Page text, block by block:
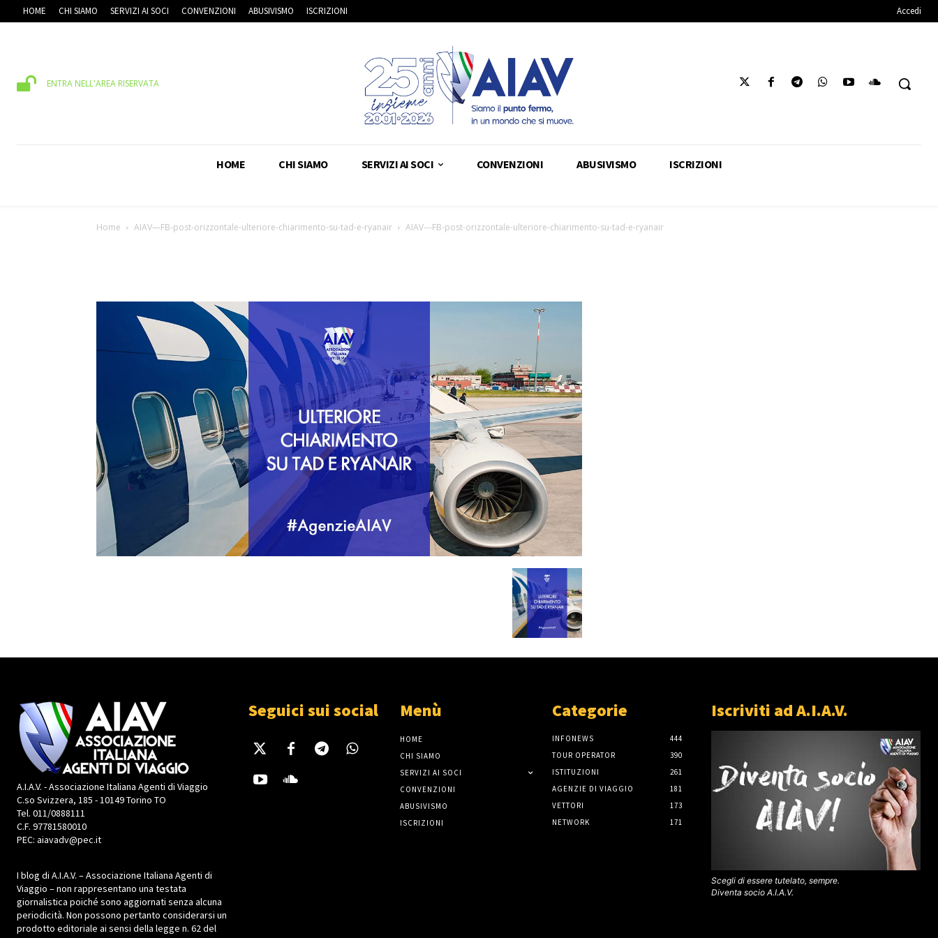
HOME CHI SIAMO SERVIZI AI SOCI CONVENZIONI ABUSIVISMO ISCRIZIONI Accedi
ENTRA NELL'AREA RISERVATA
HOME CHI SIAMO SERVIZI AI SOCI CONVENZIONI ABUSIVISMO ISCRIZIONI
Home AIAV—FB-post-orizzontale-ulteriore-chiarimento-su-tad-e-ryanair AIAV---FB-post-orizzontale-ulteriore-chiarimento-su-tad-e-ryanair
A.I.A.V. - Associazione Italiana Agenti di Viaggio
C.so Svizzera, 185 - 10149 Torino TO
Tel. 011/0888111
C.F. 97781580010
PEC: aiavadv@pec.it
I blog di A.I.A.V. – Associazione Italiana Agenti di
Viaggio – non rappresentano una testata
giornalistica poiché sono aggiornati senza alcuna
periodicità. Non possono pertanto considerarsi un
prodotto editoriale ai sensi della legge n. 62 del
Seguici sui social Menù
HOME
CHI SIAMO
SERVIZI AI SOCI
CONVENZIONI
ABUSIVISMO
ISCRIZIONI
Categorie
INFONEWS
444
TOUR OPERATOR
390
ISTITUZIONI
261
AGENZIE DI VIAGGIO
181
VETTORI
173
NETWORK
171
Iscriviti ad A.I.A.V.
Scegli di essere tutelato, sempre.
Diventa socio A.I.A.V.